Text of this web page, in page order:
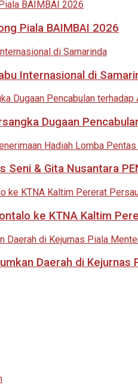
Piala BAIMBAI 2026
Internasional di
Dugaan
Seni & Gita Nusantara
ke KTNA Kaltim
Daerah di Kejurnas